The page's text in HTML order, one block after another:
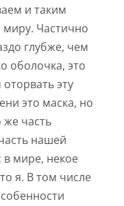
и таким
Частично
глубже, чем
оболочка, это
эту
это маска, но
часть
нашей
в мире, некое
я. В том числе